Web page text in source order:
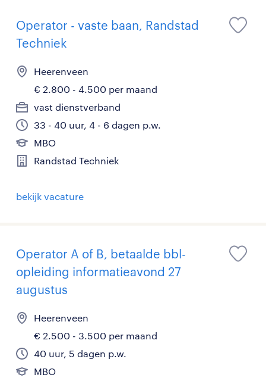
Operator - vaste baan, Randstad
Techniek
Heerenveen
€ 2.800 - 4.500 per maand
vast dienstverband
33 - 40 uur, 4 - 6 dagen p.w.
MBO
Randstad Techniek
bekijk vacature
Operator A of B, betaalde bbl-
opleiding informatieavond 27
augustus
Heerenveen
€ 2.500 - 3.500 per maand
40 uur, 5 dagen p.w.
MBO